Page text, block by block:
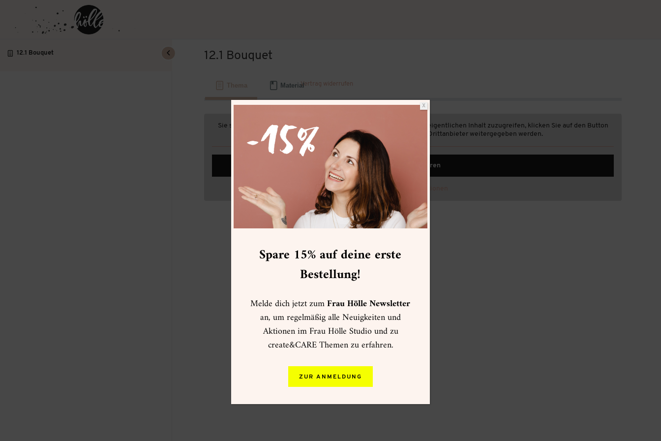
12.1 Bouquet 12.1 Bouquet
Material
Sie sehen gerade einen Platzhalterinhalt von
. Um auf den eigentlichen Inhalt zuzugreifen, klicken Sie auf den Button
unten. Bitte beachten Sie, dass dabei Daten an Drittanbieter weitergegeben werden.
Inhalt entsperren
Weitere Informationen
Vertrag widerrufen
Spare 15% auf deine erste
Bestellung!
Melde dich jetzt zumFrau Hölle Newsletter
an, um regelmäßig alle Neuigkeiten und
Aktionen im Frau Hölle Studio und zu
create&CARE Themen zu erfahren.
ZUR ANMELDUNG
X